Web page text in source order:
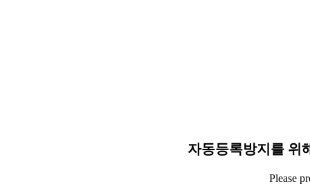
자동등록방지를 위
Please